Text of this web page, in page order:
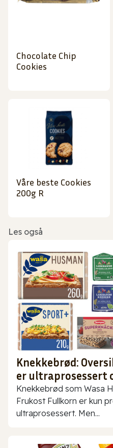
Chocolate Chip
Cookies
Våre beste Cookies
200g R
Les også
Knekkebrød:
er ultraprosessert
Knekkebrød som Wasa
Frukost Fullkorn er kun
ultraprosessert. Men...